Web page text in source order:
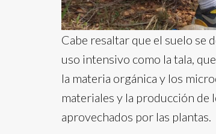
Cabe resaltar que el suelo se
uso intensivo como la tala,
la materia orgánica y los
materiales y la producción de
aprovechados por las plantas.